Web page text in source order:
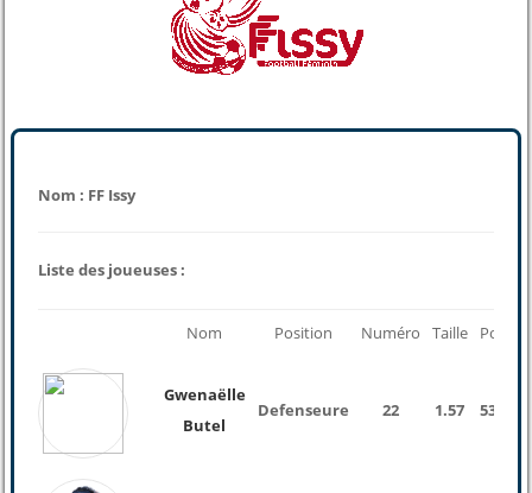
Nom : FF Issy
Liste des joueuses :
Nom Position Numéro Taille Poids
Gwenaëlle
Butel
Defenseure 22 1.57 53 Kg